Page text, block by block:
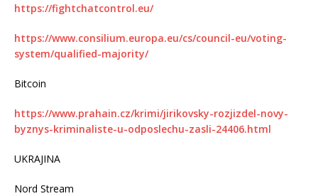
https://fightchatcontrol.eu/
https://www.consilium.europa.eu/cs/council-eu/voting-
system/qualified-majority/
Bitcoin
https://www.prahain.cz/krimi/jirikovsky-rozjizdel-novy-
byznys-kriminaliste-u-odposlechu-zasli-24406.html
UKRAJINA
Nord Stream